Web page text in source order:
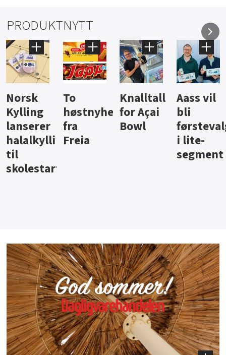
PRODUKTNYTT
Knalltall
for Açai
Bowl
Aass vil
bli
førstevalg
i lite-
Brus og
jus fra
Berentsen
Hard
iste fra
Hansa